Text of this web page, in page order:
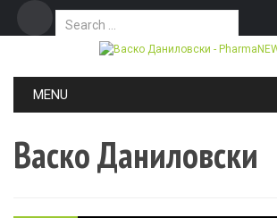
Search for:
MENU
Васко Даниловски